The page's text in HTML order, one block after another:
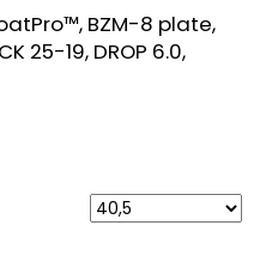
BZM-8 plate,
25-19, DROP 6.0,